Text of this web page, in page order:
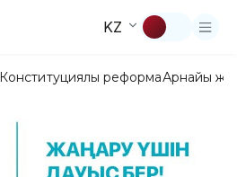
KZ
Конституциялық реформаАрнайы